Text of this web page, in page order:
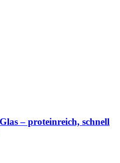
– proteinreich, schnell